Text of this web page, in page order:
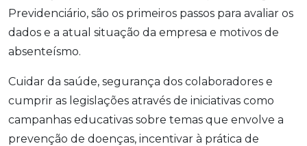
Previdenciário, são os primeiros passos para avaliar os
dados e a atual situação da empresa e motivos de
absenteísmo.
Cuidar da saúde, segurança dos colaboradores e
cumprir as legislações através de iniciativas como
campanhas educativas sobre temas que envolve a
prevenção de doenças, incentivar à prática de